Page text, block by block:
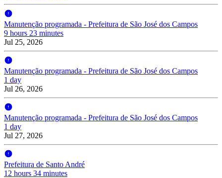
Manutenção programada - Prefeitura de São José dos Campos
9 hours 23 minutes
Jul 25, 2026
Manutenção programada - Prefeitura de São José dos Campos
1 day
Jul 26, 2026
Manutenção programada - Prefeitura de São José dos Campos
1 day
Jul 27, 2026
Prefeitura de Santo André
12 hours 34 minutes